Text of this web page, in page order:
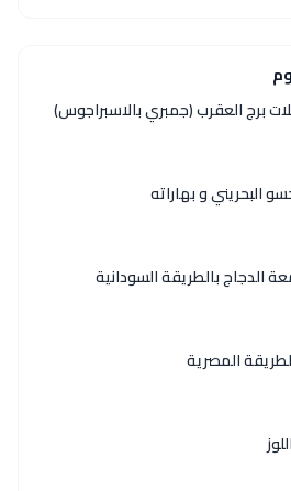
برج العقرب (جمبري بالاسبراجوس)
البحريني و بهاراته
الدجاج بالطريقة السودانية
المصرية